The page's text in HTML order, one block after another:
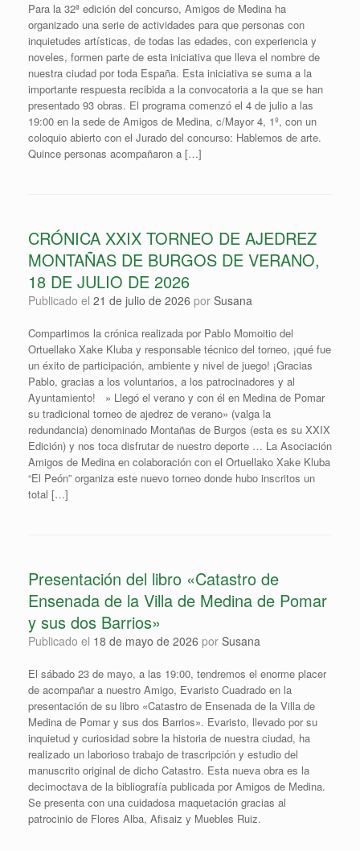
Para la 32ª edición del concurso, Amigos de Medina ha
organizado una serie de actividades para que personas con
inquietudes artísticas, de todas las edades, con experiencia y
noveles, formen parte de esta iniciativa que lleva el nombre de
nuestra ciudad por toda España. Esta iniciativa se suma a la
importante respuesta recibida a la convocatoria a la que se han
presentado 93 obras. El programa comenzó el 4 de julio a las
19:00 en la sede de Amigos de Medina, c/Mayor 4, 1º, con un
coloquio abierto con el Jurado del concurso: Hablemos de arte.
Quince personas acompañaron a […]
CRÓNICA XXIX TORNEO DE AJEDREZ
MONTAÑAS DE BURGOS DE VERANO,
18 DE JULIO DE 2026
Publicado el 21 de julio de 2026 por Susana
Compartimos la crónica realizada por Pablo Momoitio del
Ortuellako Xake Kluba y responsable técnico del torneo, ¡qué fue
un éxito de participación, ambiente y nivel de juego! ¡Gracias
Pablo, gracias a los voluntarios, a los patrocinadores y al
Ayuntamiento! » Llegó el verano y con él en Medina de Pomar
su tradicional torneo de ajedrez de verano» (valga la
redundancia) denominado Montañas de Burgos (esta es su XXIX
Edición) y nos toca disfrutar de nuestro deporte … La Asociación
Amigos de Medina en colaboración con el Ortuellako Xake Kluba
“El Peón” organiza este nuevo torneo donde hubo inscritos un
total […]
Presentación del libro «Catastro de
Ensenada de la Villa de Medina de Pomar
y sus dos Barrios»
Publicado el 18 de mayo de 2026 por Susana
El sábado 23 de mayo, a las 19:00, tendremos el enorme placer
de acompañar a nuestro Amigo, Evaristo Cuadrado en la
presentación de su libro «Catastro de Ensenada de la Villa de
Medina de Pomar y sus dos Barrios». Evaristo, llevado por su
inquietud y curiosidad sobre la historia de nuestra ciudad, ha
realizado un laborioso trabajo de trascripción y estudio del
manuscrito original de dicho Catastro. Esta nueva obra es la
decimoctava de la bibliografía publicada por Amigos de Medina.
Se presenta con una cuidadosa maquetación gracias al
patrocinio de Flores Alba, Afisaiz y Muebles Ruiz.